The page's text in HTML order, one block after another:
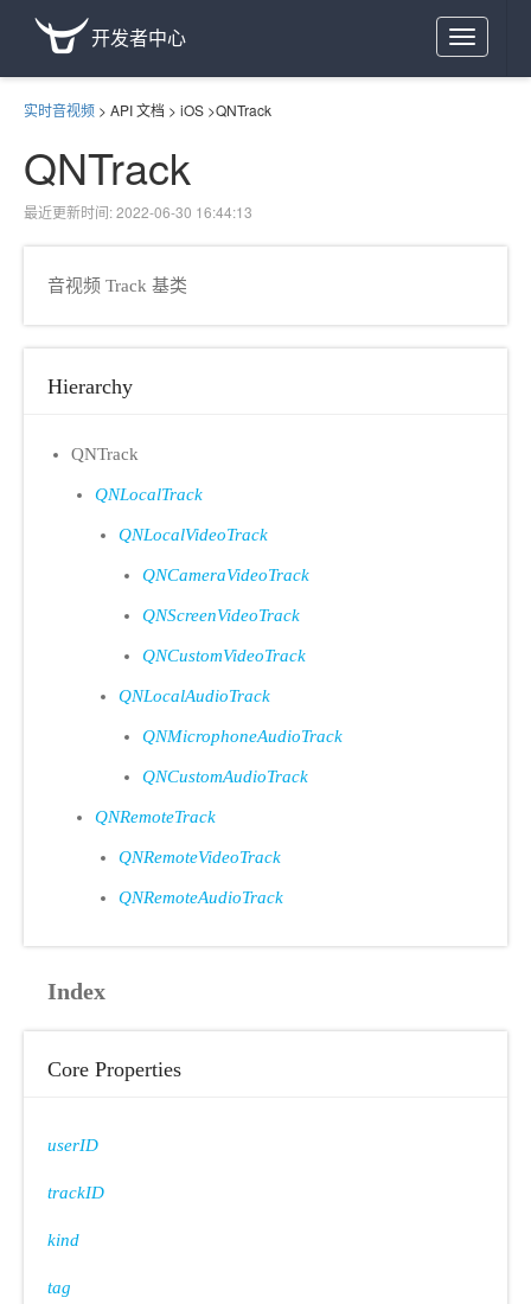
Toggle
navigation
开发者中心
实时音视频 > API 文档 > iOS >QNTrack
QNTrack
最近更新时间: 2022-06-30 16:44:13
音视频 Track 基类
Hierarchy
QNTrack
QNLocalTrack
QNLocalVideoTrack
QNCameraVideoTrack
QNScreenVideoTrack
QNCustomVideoTrack
QNLocalAudioTrack
QNMicrophoneAudioTrack
QNCustomAudioTrack
QNRemoteTrack
QNRemoteVideoTrack
QNRemoteAudioTrack
Index
Core Properties
userID
trackID
kind
tag